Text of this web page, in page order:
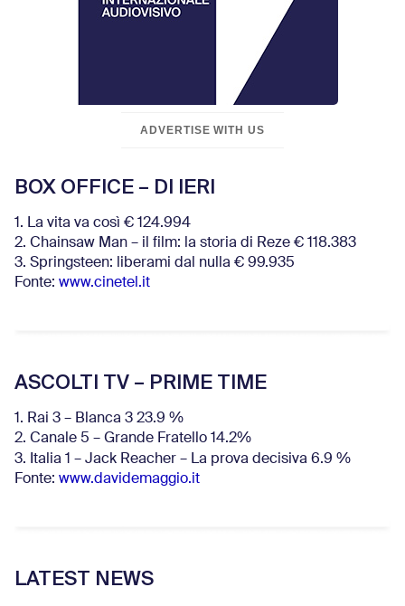
ADVERTISE WITH US
BOX OFFICE – DI IERI
1. La vita va così € 124.994
2. Chainsaw Man – il film: la storia di Reze € 118.383
3. Springsteen: liberami dal nulla € 99.935
Fonte: www.cinetel.it
ASCOLTI TV – PRIME TIME
1. Rai 3 – Blanca 3 23.9 %
2. Canale 5 – Grande Fratello 14.2%
3. Italia 1 – Jack Reacher – La prova decisiva 6.9 %
Fonte: www.davidemaggio.it
LATEST NEWS